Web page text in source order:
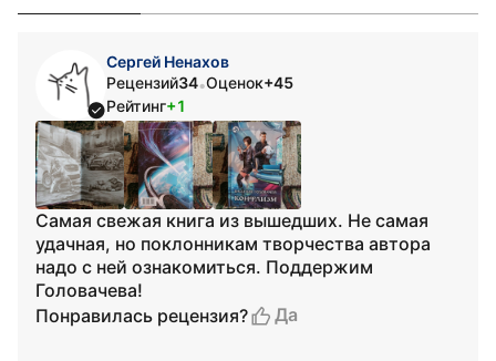
Сергей Ненахов
Рецензий34•Оценок+45
Рейтинг+1
Самая свежая книга из вышедших. Не самая
удачная, но поклонникам творчества автора
надо с ней ознакомиться. Поддержим
Головачева!
Понравилась рецензия?
Да